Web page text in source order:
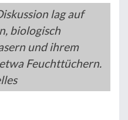
lag auf
biologisch
und ihrem
Feuchttüchern.